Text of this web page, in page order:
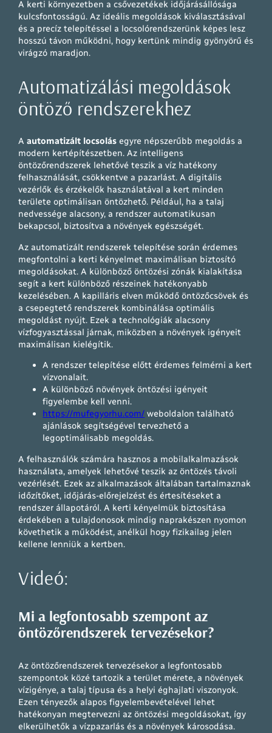
A kerti környezetben a csővezetékek időjárásállósága
kulcsfontosságú. Az ideális megoldások kiválasztásával
és a precíz telepítéssel a locsolórendszerünk képes lesz
hosszú távon működni, hogy kertünk mindig gyönyörű és
virágzó maradjon.
Automatizálási megoldások
öntöző rendszerekhez
Aautomatizált locsolás egyre népszerűbb megoldás a
modern kertépítészetben. Az intelligens
öntözőrendszerek lehetővé teszik a víz hatékony
felhasználását, csökkentve a pazarlást. A digitális
vezérlők és érzékelők használatával a kert minden
területe optimálisan öntözhető. Például, ha a talaj
nedvessége alacsony, a rendszer automatikusan
bekapcsol, biztosítva a növények egészségét.
Az automatizált rendszerek telepítése során érdemes
megfontolni a kerti kényelmet maximálisan biztosító
megoldásokat. A különböző öntözési zónák kialakítása
segít a kert különböző részeinek hatékonyabb
kezelésében. A kapilláris elven működő öntözőcsövek és
a csepegtető rendszerek kombinálása optimális
megoldást nyújt. Ezek a technológiák alacsony
vízfogyasztással járnak, miközben a növények igényeit
maximálisan kielégítik.
A rendszer telepítése előtt érdemes felmérni a kert
vízvonalait.
A különböző növények öntözési igényeit
figyelembe kell venni.
https://mufegyorhu.com/ weboldalon található
ajánlások segítségével tervezhető a
legoptimálisabb megoldás.
A felhasználók számára hasznos a mobilalkalmazások
használata, amelyek lehetővé teszik az öntözés távoli
vezérlését. Ezek az alkalmazások általában tartalmaznak
időzítőket, időjárás-előrejelzést és értesítéseket a
rendszer állapotáról. A kerti kényelmük biztosítása
érdekében a tulajdonosok mindig naprakészen nyomon
követhetik a működést, anélkül hogy fizikailag jelen
kellene lenniük a kertben.
Videó:
Mi a legfontosabb szempont az
öntözőrendszerek tervezésekor?
Az öntözőrendszerek tervezésekor a legfontosabb
szempontok közé tartozik a terület mérete, a növények
vízigénye, a talaj típusa és a helyi éghajlati viszonyok.
Ezen tényezők alapos figyelembevételével lehet
hatékonyan megtervezni az öntözési megoldásokat, így
elkerülhetők a vízpazarlás és a növények károsodása.